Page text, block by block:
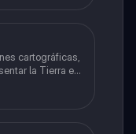
cartográficas,
la Tierra en
más